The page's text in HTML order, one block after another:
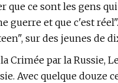
que ce sont les gens
guerre et que c'est
sur des jeunes de
Crimée par la Russie,
Avec quelque